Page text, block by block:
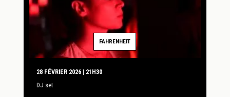
FAHRENHEIT
28 FÉVRIER 2026 | 21H30
DJ set